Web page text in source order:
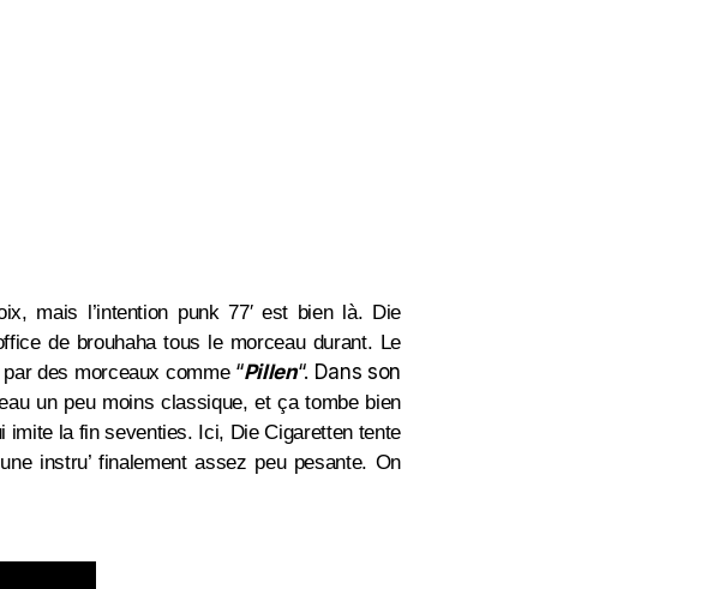
mais l’intention punk 77′ est bien là. Die
de brouhaha tous le morceau durant. Le
des morceaux comme “Pillen“. Dans son
un peu moins classique, et ça tombe bien
imite la fin seventies. Ici, Die Cigaretten tente
instru’ finalement assez peu pesante. On